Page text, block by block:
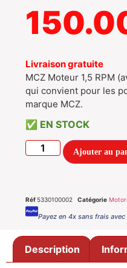
Livraison gratuite
MCZ Moteur 1,5 RPM
qui convient pour les
marque MCZ.
EN STOCK
Ajouter au
Réf 5330100002 Catégorie
Payez en 4x sans frais avec
Description